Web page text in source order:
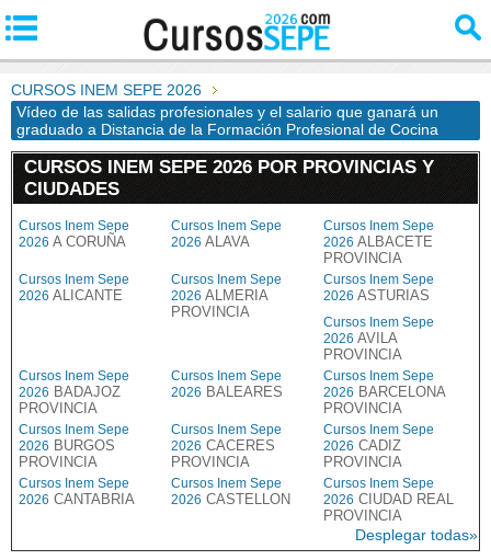
CURSOS INEM SEPE 2026
Vídeo de las salidas profesionales y el salario que ganará un
graduado a Distancia de la Formación Profesional de Cocina
CURSOS INEM SEPE 2026 POR PROVINCIAS Y
CIUDADES
Cursos Inem Sepe
2026 A CORUÑA
Cursos Inem Sepe
2026 ALAVA
Cursos Inem Sepe
2026 ALBACETE
PROVINCIA
Cursos Inem Sepe
2026 ALICANTE
Cursos Inem Sepe
2026 ALMERIA
PROVINCIA
Cursos Inem Sepe
2026 ASTURIAS
Cursos Inem Sepe
2026 AVILA
PROVINCIA
Cursos Inem Sepe
2026 BADAJOZ
PROVINCIA
Cursos Inem Sepe
2026 BALEARES
Cursos Inem Sepe
2026 BARCELONA
PROVINCIA
Cursos Inem Sepe
2026 BURGOS
PROVINCIA
Cursos Inem Sepe
2026 CACERES
PROVINCIA
Cursos Inem Sepe
2026 CADIZ
PROVINCIA
Cursos Inem Sepe
2026 CANTABRIA
Cursos Inem Sepe
2026 CASTELLON
Cursos Inem Sepe
2026 CIUDAD REAL
PROVINCIA
Desplegar todas»